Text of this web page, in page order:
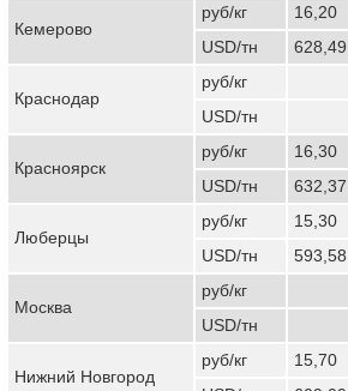
Кемерово
руб/кг 16,20
USD/тн
628,49
Краснодар
руб/кг
USD/тн
Красноярск
руб/кг 16,30
USD/тн
632,37
Люберцы
руб/кг 15,30
USD/тн
593,58
Москва
руб/кг
USD/тн
Нижний Новгород
руб/кг 15,70